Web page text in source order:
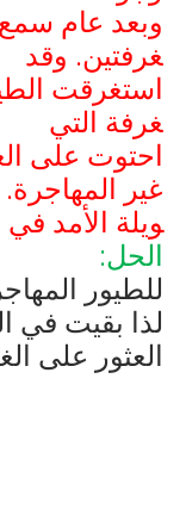
وبعد عام
غرفتين. وقد
استغرقت
غرفة التي
احتوت على
غير
ويلة الأمد
الحل:
للطيور
لذا بقيت في
العثور على